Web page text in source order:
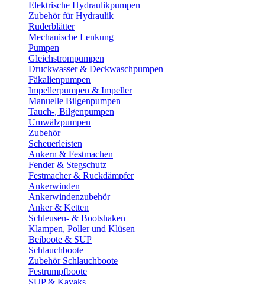
Elektrische Hydraulikpumpen
Zubehör für Hydraulik
Ruderblätter
Mechanische Lenkung
Pumpen
Gleichstrompumpen
Druckwasser & Deckwaschpumpen
Fäkalienpumpen
Impellerpumpen & Impeller
Manuelle Bilgenpumpen
Tauch-, Bilgenpumpen
Umwälzpumpen
Zubehör
Scheuerleisten
Ankern & Festmachen
Fender & Stegschutz
Festmacher & Ruckdämpfer
Ankerwinden
Ankerwindenzubehör
Anker & Ketten
Schleusen- & Bootshaken
Klampen, Poller und Klüsen
Beiboote & SUP
Schlauchboote
Zubehör Schlauchboote
Festrumpfboote
SUP & Kayaks